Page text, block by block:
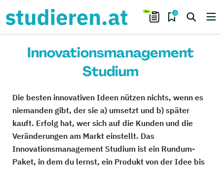
0
Innovationsmanagement
Studium
Die besten innovativen Ideen nützen nichts, wenn es
niemanden gibt, der sie a) umsetzt und b) später
kauft. Erfolg hat, wer sich auf die Kunden und die
Veränderungen am Markt einstellt. Das
Innovationsmanagement Studium ist ein Rundum-
Paket, in dem du lernst, ein Produkt von der Idee bis